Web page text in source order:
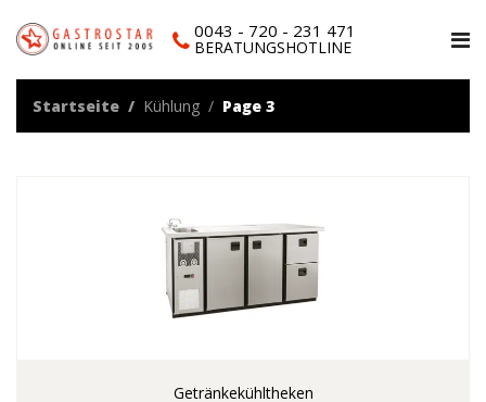
0043 - 720 - 231 471
BERATUNGSHOTLINE
Startseite Kühlung Page 3
Getränkekühltheken